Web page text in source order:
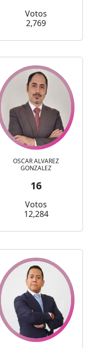
Votos
2,769
OSCAR ALVAREZ
GONZALEZ
16
Votos
12,284